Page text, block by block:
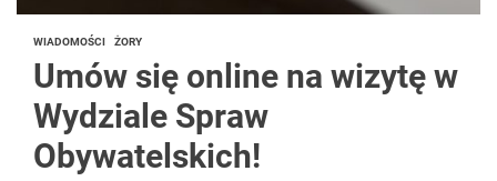
WIADOMOŚCI ŻORY
Umów się online na wizytę w
Wydziale Spraw
Obywatelskich!